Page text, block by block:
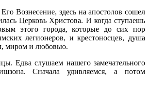
Вознесение, здесь на апостолов сошел
Церковь Христова. И когда ступаешь
этого города, которые до сих пор
легионеров, и крестоносцев, душа
миром и любовью.
Едва слушаем нашего замечательного
Сначала удивляемся, а потом